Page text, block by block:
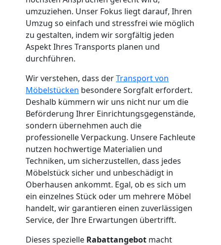
umzuziehen. Unser Fokus liegt darauf, Ihren
Umzug so einfach und stressfrei wie möglich
zu gestalten, indem wir sorgfältig jeden
Aspekt Ihres Transports planen und
durchführen.
Wir verstehen, dass derTransport von
Möbelstücken besondere Sorgfalt erfordert.
Deshalb kümmern wir uns nicht nur um die
Beförderung Ihrer Einrichtungsgegenstände,
sondern übernehmen auch die
professionelle Verpackung. Unsere Fachleute
nutzen hochwertige Materialien und
Techniken, um sicherzustellen, dass jedes
Möbelstück sicher und unbeschädigt in
Oberhausen ankommt. Egal, ob es sich um
ein einzelnes Stück oder um mehrere Möbel
handelt, wir garantieren einen zuverlässigen
Service, der Ihre Erwartungen übertrifft.
Dieses spezielle Rabattangebot macht
Küchenumzug
Feldkirch
Umzug
und
Lagerung
Feldkirch
Full-
Service-